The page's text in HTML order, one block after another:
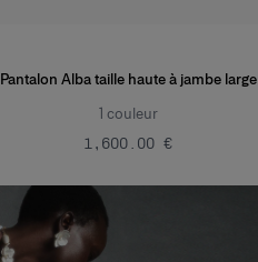
Pantalon Alba taille haute à jambe large
1 couleur
‌1,600.00 €